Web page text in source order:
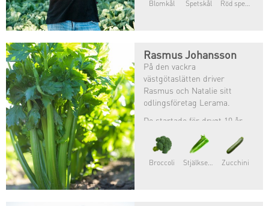
Blomkål Spetskål Röd spetskål
Rasmus Johansson
På den vackra
västgötaslätten driver
Rasmus och Natalie sitt
odlingsföretag Lerama.
De startade för drygt 10 år
sedan och odlar enbart
ekologiskt. Förutom
spannmål och potatis så
odlar de broccoli, fänkål och
Broccoli Stjälkselleri Zucchini